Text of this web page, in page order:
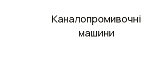
Каналопромивочні
машини